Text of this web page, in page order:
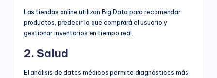
Las tiendas online utilizan Big Data para recomendar
productos, predecir lo que comprará el usuario y
gestionar inventarios en tiempo real.
2. Salud
El análisis de datos médicos permite diagnósticos más